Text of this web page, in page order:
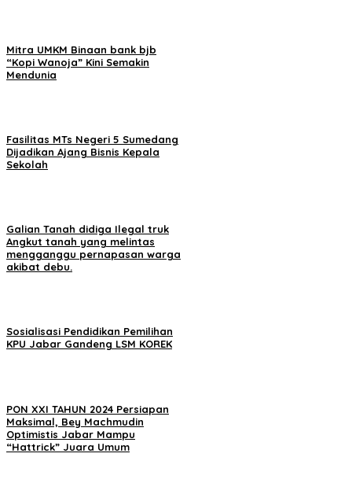
Mitra UMKM Binaan bank bjb
“Kopi Wanoja” Kini Semakin
Mendunia
Fasilitas MTs Negeri 5 Sumedang
Dijadikan Ajang Bisnis Kepala
Sekolah
Galian Tanah didiga Ilegal truk
Angkut tanah yang melintas
mengganggu pernapasan warga
akibat debu.
Sosialisasi Pendidikan Pemilihan
KPU Jabar Gandeng LSM KOREK
PON XXI TAHUN 2024 Persiapan
Maksimal, Bey Machmudin
Optimistis Jabar Mampu
“Hattrick” Juara Umum